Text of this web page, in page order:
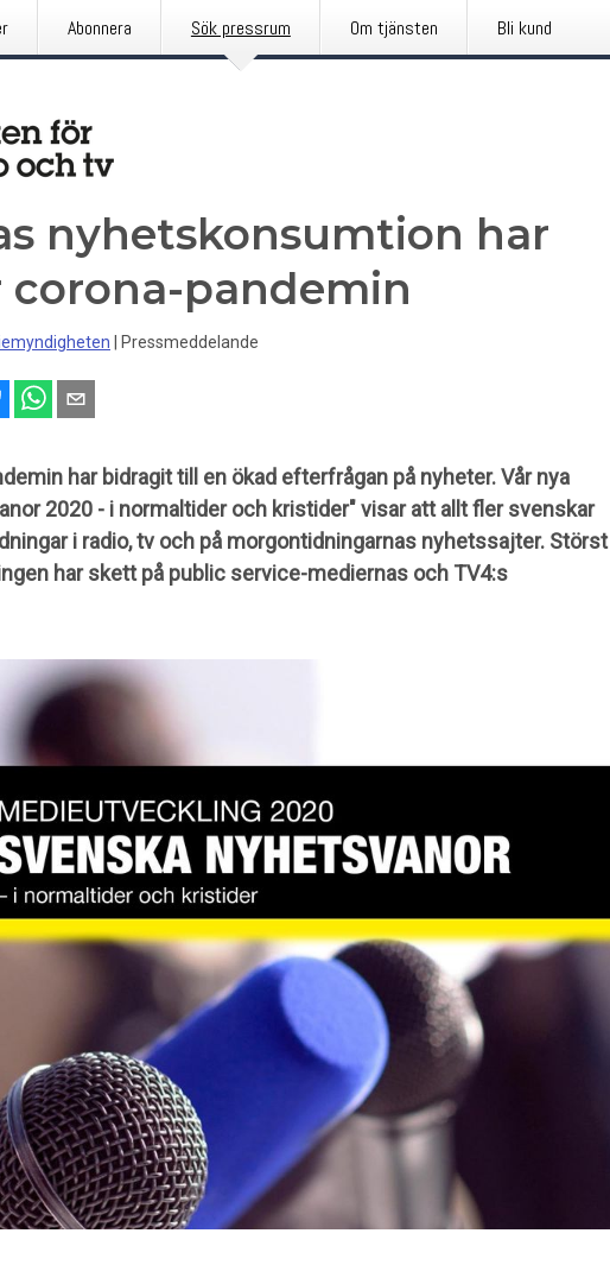
Abonnera Sök pressrum Om tjänsten Bli kund
nyhetskonsumtion har
pandemin
Pressmeddelande
har bidragit till en ökad efterfrågan på nyheter. Vår nya
2020 - i normaltider och kristider" visar att allt fler svenskar
i radio, tv och på morgontidningarnas nyhetssajter. Störst
har skett på public service-mediernas och TV4:s